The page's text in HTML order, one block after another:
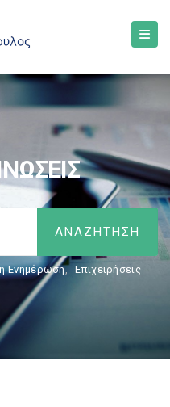
Ενημέρωση, Επιχειρήσεις